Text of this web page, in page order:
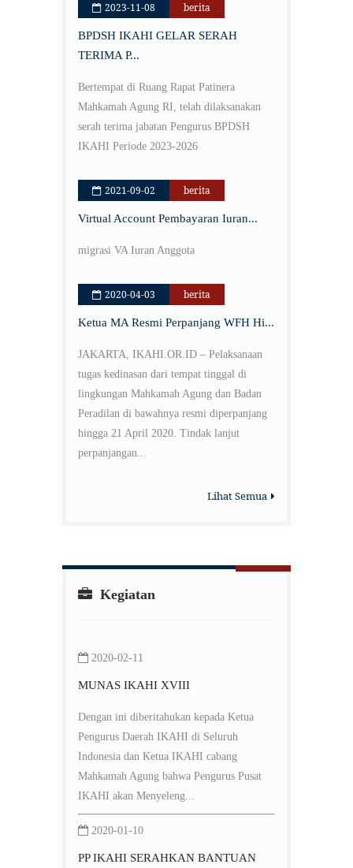
2023-11-08 berita
BPDSH IKAHI GELAR SERAH
TERIMA P...
Bertempat di Ruang Rapat Patinera
Mahkamah Agung RI, telah dilaksanakan
serah terima jabatan Pengurus BPDSH
IKAHI Periode 2023-2026
2021-09-02 berita
Virtual Account Pembayaran Iuran...
migrasi VA Iuran Anggota
2020-04-03 berita
Ketua MA Resmi Perpanjang WFH Hi...
JAKARTA, IKAHI.OR.ID – Pelaksanaan
tugas kedinasan dari tempat tinggal di
lingkungan Mahkamah Agung dan Badan
Peradilan di bawahnya resmi diperpanjang
hingga 21 April 2020. Tindak lanjut
perpanjangan...
Lihat Semua
Kegiatan
2020-02-11
MUNAS IKAHI XVIII
Dengan ini diberitahukan kepada Ketua
Pengurus Daerah IKAHI di Seluruh
Indonesia dan Ketua IKAHI cabang
Mahkamah Agung bahwa Pengurus Pusat
IKAHI akan Menyeleng...
2020-01-10
PP IKAHI SERAHKAN BANTUAN